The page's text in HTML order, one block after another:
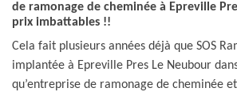
de ramonage de cheminée à Epreville
prix imbattables !!
Cela fait plusieurs années déjà que SOS
implantée à Epreville Pres Le Neubour
qu’entreprise de ramonage de cheminée